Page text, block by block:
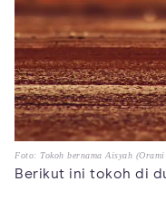
Foto: Tokoh bernama Aisyah
Berikut ini tokoh di